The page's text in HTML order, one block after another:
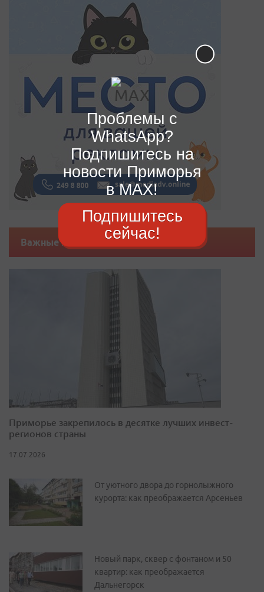
Важные новости
Приморье закрепилось в десятке лучших инвест-
регионов страны
17.07.2026
От уютного двора до горнолыжного
курорта: как преображается Арсеньев
Новый парк, сквер с фонтаном и 50
квартир: как преображается
Дальнегорск
Проблемы с
WhatsApp?
Подпишитесь на
новости Приморья
в MAX!
Подпишитесь
сейчас!